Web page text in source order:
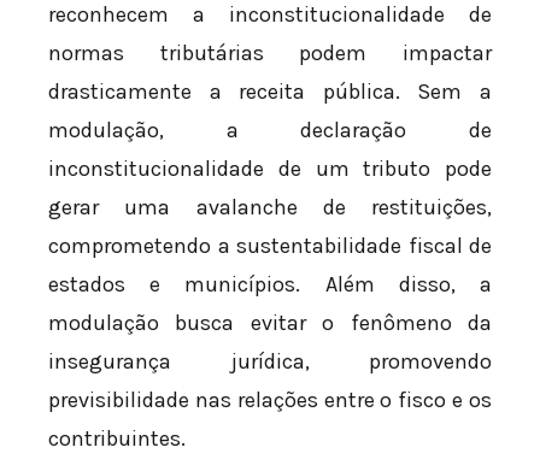
reconhecem a inconstitucionalidade de
normas tributárias podem impactar
drasticamente a receita pública. Sem a
modulação, a declaração de
inconstitucionalidade de um tributo pode
gerar uma avalanche de restituições,
comprometendo a sustentabilidade fiscal de
estados e municípios. Além disso, a
modulação busca evitar o fenômeno da
insegurança jurídica, promovendo
previsibilidade nas relações entre o fisco e os
contribuintes.